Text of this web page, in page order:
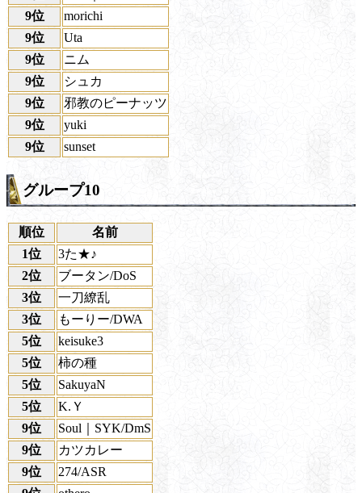
9位
morichi
9位
Uta
9位
ニム
9位
シュカ
9位
邪教のピーナッツ
9位
yuki
9位
sunset
グループ10
順位
名前
1位
3た★♪
2位
ブータン/DoS
3位
一刀繚乱
3位
もーりー/DWA
5位
keisuke3
5位
柿の種
5位
SakuyaN
5位
K.Ｙ
9位
Soul｜SYK/DmS
9位
カツカレー
9位
274/ASR